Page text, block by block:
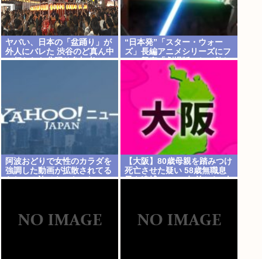
ヤバい、日本の「盆踊り」が
外人にバレた 渋谷のど真ん中
で行われた盆踊り参加者
“日本発”「スター・ウォー
ズ」長編アニメシリーズにフ
ァン興奮「劇場版にして欲し
い」「艦隊戦も派手で面白
阿波おどりで女性のカラダを
強調した動画が拡散されてる
らしい！許せないなこれ
【大阪】80歳母親を踏みつけ
死亡させた疑い 58歳無職息
子を逮捕 13～14年前から2人